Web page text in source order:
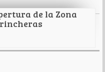
de la Zona
de la Zona
de Trincheras